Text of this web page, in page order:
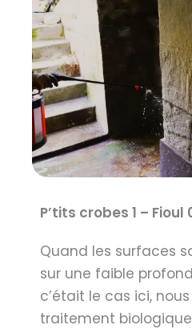
P’tits crobes 1 – Fioul
Quand les surfaces
sur une faible
c’était le cas ici,
traitement